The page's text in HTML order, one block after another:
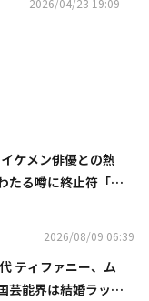
ケメン俳優との熱
たる噂に終止符「邪
2026/08/09 06:39
ティファニー、ム
芸能界は結婚ラッシ